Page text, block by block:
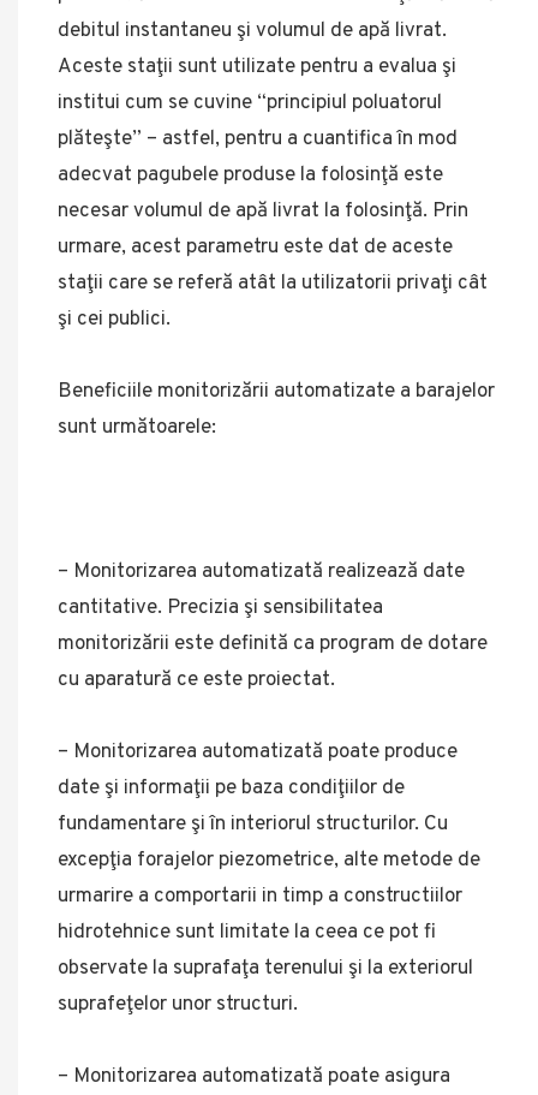
debitul instantaneu şi volumul de apă livrat.
Aceste staţii sunt utilizate pentru a evalua şi
institui cum se cuvine “principiul poluatorul
plăteşte” – astfel, pentru a cuantifica în mod
adecvat pagubele produse la folosinţă este
necesar volumul de apă livrat la folosinţă. Prin
urmare, acest parametru este dat de aceste
staţii care se referă atât la utilizatorii privaţi cât
şi cei publici.
Beneficiile monitorizării automatizate a barajelor
sunt următoarele:
– Monitorizarea automatizată realizează date
cantitative. Precizia şi sensibilitatea
monitorizării este definită ca program de dotare
cu aparatură ce este proiectat.
– Monitorizarea automatizată poate produce
date şi informaţii pe baza condiţiilor de
fundamentare şi în interiorul structurilor. Cu
excepţia forajelor piezometrice, alte metode de
urmarire a comportarii in timp a constructiilor
hidrotehnice sunt limitate la ceea ce pot fi
observate la suprafaţa terenului şi la exteriorul
suprafeţelor unor structuri.
– Monitorizarea automatizată poate asigura